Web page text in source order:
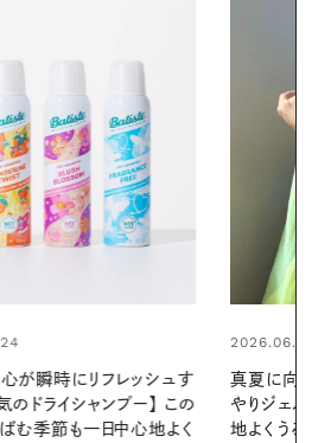
て、ハーブが香るひん
と出合う。暑い季節に心
おう、軽やかなボディケ
2026.07.21